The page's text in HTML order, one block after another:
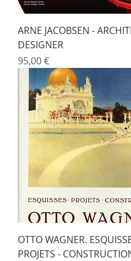
ARNE JACOBSEN -
DESIGNER
Prix
95,00 €
OTTO WAGNER.
PROJETS -